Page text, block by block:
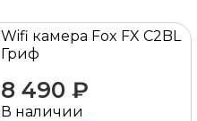
Wifi камера Fox FX C2BL
Гриф
8 490 ₽
В наличии